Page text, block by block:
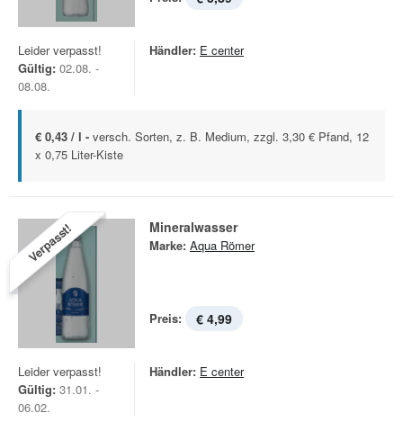
Leider verpasst!
Gültig: 02.08. -
08.08.
Händler: E center
€ 0,43 / l - versch. Sorten, z. B. Medium, zzgl. 3,30 € Pfand, 12
x 0,75 Liter-Kiste
Verpasst! Mineralwasser
Marke: Aqua Römer
Preis: € 4,99
Leider verpasst!
Gültig: 31.01. -
06.02.
Händler: E center